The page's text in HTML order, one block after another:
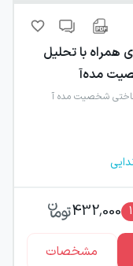
همراه با تحلیل
مده‌آ
شخصیت مده آ
432,000
مشخصات